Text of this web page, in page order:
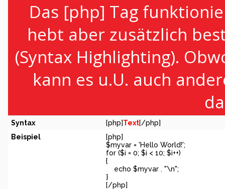
Das [php] Tag
hebt aber zusätzlich
(Syntax Highlighting).
kann es u.U. auch
Syntax [php]Text[/php]
Beispiel
[php]
$myvar = 'Hello World!';
for ($i = 0; $i < 10; $i++)
{
echo $myvar . "\n";
}
[/php]